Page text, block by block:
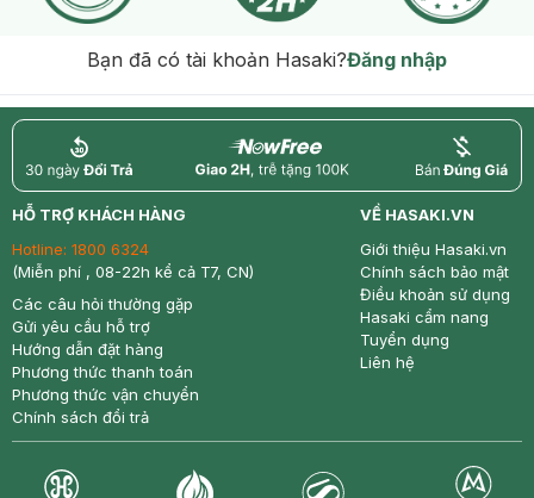
Bạn đã có tài khoản Hasaki?Đăng nhập
return nowfree price
HỖ TRỢ KHÁCH HÀNG
Hotline: 1800 6324
(Miễn phí , 08-22h kể cả T7, CN)
Các câu hỏi thường gặp
Gửi yêu cầu hỗ trợ
Hướng dẫn đặt hàng
Phương thức thanh toán
Phương thức vận chuyển
Chính sách đổi trả
VỀ HASAKI.VN
Giới thiệu Hasaki.vn
Chính sách bảo mật
Điều khoản sử dụng
Hasaki cẩm nang
Tuyển dụng
Liên hệ